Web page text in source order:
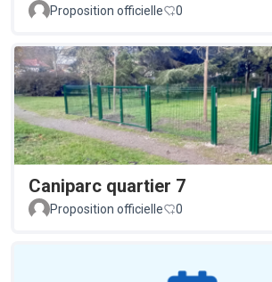
Proposition officielle 0
Caniparc quartier 7
Proposition officielle
0